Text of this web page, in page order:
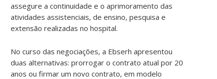
assegure a continuidade e o aprimoramento das
atividades assistenciais, de ensino, pesquisa e
extensão realizadas no hospital.
No curso das negociações, a Ebserh apresentou
duas alternativas: prorrogar o contrato atual por 20
anos ou firmar um novo contrato, em modelo